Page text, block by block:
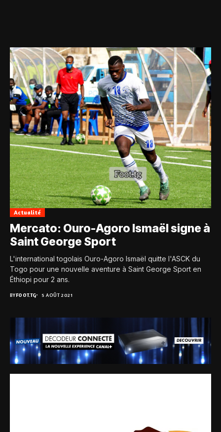
Actualité
Mercato: Ouro-Agoro Ismaël signe à
Saint George Sport
L'international togolais Ouro-Agoro Ismaël quitte l'ASCK du
Togo pour une nouvelle aventure à Saint George Sport en
Éthiopi pour 2 ans.
BYFOOT.TG 5 AOÛT 2021